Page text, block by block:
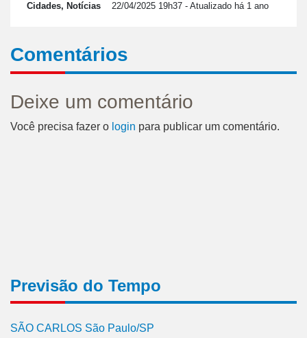
Cidades, Notícias 22/04/2025 19h37 - Atualizado há 1 ano
Comentários
Deixe um comentário
Você precisa fazer o login para publicar um comentário.
Previsão do Tempo
SÃO CARLOS São Paulo/SP